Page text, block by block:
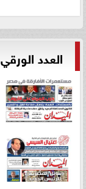
العدد الورقي